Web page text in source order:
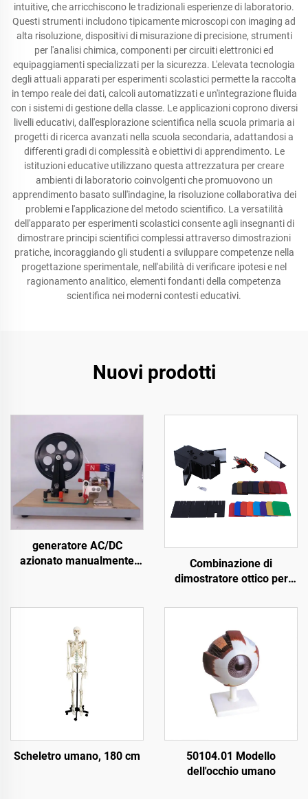
intuitive, che arricchiscono le tradizionali esperienze di laboratorio.
Questi strumenti includono tipicamente microscopi con imaging ad
alta risoluzione, dispositivi di misurazione di precisione, strumenti
per l'analisi chimica, componenti per circuiti elettronici ed
equipaggiamenti specializzati per la sicurezza. L'elevata tecnologia
degli attuali apparati per esperimenti scolastici permette la raccolta
in tempo reale dei dati, calcoli automatizzati e un'integrazione fluida
con i sistemi di gestione della classe. Le applicazioni coprono diversi
livelli educativi, dall'esplorazione scientifica nella scuola primaria ai
progetti di ricerca avanzati nella scuola secondaria, adattandosi a
differenti gradi di complessità e obiettivi di apprendimento. Le
istituzioni educative utilizzano questa attrezzatura per creare
ambienti di laboratorio coinvolgenti che promuovono un
apprendimento basato sull'indagine, la risoluzione collaborativa dei
problemi e l'applicazione del metodo scientifico. La versatilità
dell'apparato per esperimenti scolastici consente agli insegnanti di
dimostrare principi scientifici complessi attraverso dimostrazioni
pratiche, incoraggiando gli studenti a sviluppare competenze nella
progettazione sperimentale, nell'abilità di verificare ipotesi e nel
ragionamento analitico, elementi fondanti della competenza
scientifica nei moderni contesti educativi.
Nuovi prodotti
generatore AC/DC
azionato manualmente
Combinazione di
dimostratore ottico per
scolastici in serie ottica
Scheletro umano, 180 cm
50104.01 Modello
dell'occhio umano